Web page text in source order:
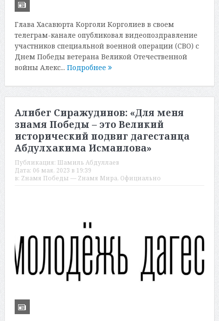
Глава Хасавюрта Корголи Корголиев в своем
телеграм-канале опубликовал видеопоздравление
участников специальной военной операции (СВО) с
Днем Победы ветерана Великой Отечественной
войны Алекс... Подробнее
Алибег Сиражудинов: «Для меня
знамя Победы – это Великий
исторический подвиг дагестанца
Абдулхакима Исмаилова»
Публикация: Шамиль Абдуллаев
Дата: 06 мая, 2023 в 19:39
в: Zнамя Победы — Zнамя Мира, Официально